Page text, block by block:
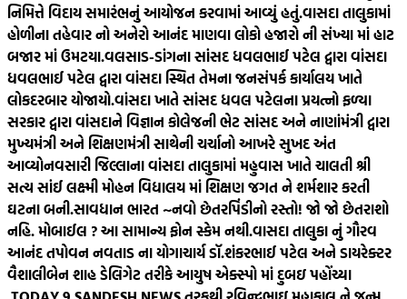
નિમિત્તે વિદાય સમારંભનું આયોજન કરવામાં આવ્યું હતું.વાસદા તાલુકામાં
હોળીના તહેવાર નો અનેરો આનંદ માણવા લોકો હજારો ની સંખ્યા માં હાટ
બજાર માં ઉમટયા.વલસાડ-ડાંગના સાંસદ ધવલભાઈ પટેલ દ્વારા વાંસદા
ધવલભાઈ પટેલ દ્વારા વાંસદા સ્થિત તેમના જનસંપર્ક કાર્યાલય ખાતે
લોકદરબાર યોજાયો.વાંસદા ખાતે સાંસદ ધવલ પટેલના પ્રયત્નો ફળ્યા
સરકાર દ્વારા વાંસદાને વિજ્ઞાન કોલેજની ભેટ સાંસદ અને નાણાંમંત્રી દ્વારા
મુખ્યમંત્રી અને શિક્ષણમંત્રી સાથેની ચર્ચાનો આખરે સુખદ અંત
આવ્યોનવસારી જિલ્લાના વાંસદા તાલુકામાં મહુવાસ ખાતે ચાલતી શ્રી
સત્ય સાંઈ લક્ષ્મી મોહન વિદ્યાલય માં શિક્ષણ જગત ને શર્મશાર કરતી
ઘટના બની.સાવધાન ભારત ~નવો છેતરપિંડીનો રસ્તો! જો જો છેતરાશો
નહિ. મોબાઈલ ? આ સામાન્ય ફોન સ્કેમ નથી.વાસદા તાલુકા નું ગૌરવ
આનંદ તપોવન નવતાડ ના યોગાચાર્ય ડૉ.શંકરભાઈ પટેલ અને ડાયરેક્ટર
વૈશાલીબેન શાહ ડેલિગેટ તરીકે આયુષ એક્સ્પો માં દુબઇ પહોંચ્યા